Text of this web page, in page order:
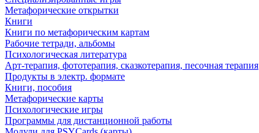
Метафорические открытки
Книги
Книги по метафорическим картам
Рабочие тетради, альбомы
Психологическая литература
Арт-терапия, фототерапия, сказкотерапия, песочная терапия
Продукты в электр. формате
Книги, пособия
Метафорические карты
Психологические игры
Программы для дистанционной работы